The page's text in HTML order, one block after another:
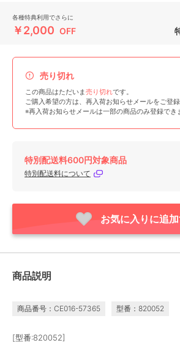
各種特典利用でさらに
￥2,000 OFF
売り切れ
この商品はただいま売り切れです。
ご購入希望の方は、再入荷お知らせメールをご登録
※再入荷お知らせメールは一部の商品のみ登録でき
特別配送料600円対象商品
特別配送料について
お気に入りに追
商品説明
商品番号：CE016-57365 型番：820052
[型番:820052]